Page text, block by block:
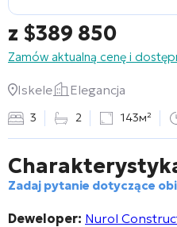
z $389 850
Zamów aktualną cenę i
Iskele Elegancja
3 2 143м²
Zadaj pytanie dotyczące
Deweloper: Nurol